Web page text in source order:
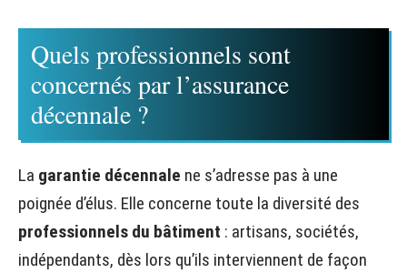
Quels professionnels sont
concernés par l’assurance
décennale ?
La garantie décennale ne s’adresse pas à une
poignée d’élus. Elle concerne toute la diversité des
professionnels du bâtiment : artisans, sociétés,
indépendants, dès lors qu’ils interviennent de façon